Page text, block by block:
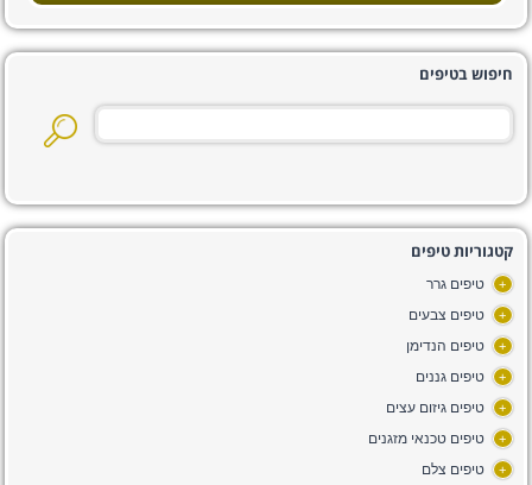
חיפוש בטיפים
קטגוריות טיפים
+ טיפים גרר
+ טיפים צבעים
+ טיפים הנדימן
+ טיפים גננים
+ טיפים גיזום עצים
+ טיפים טכנאי מזגנים
+ טיפים צלם